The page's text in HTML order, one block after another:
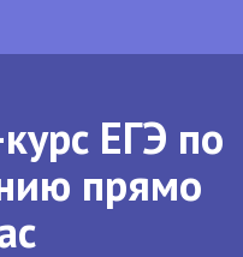
ЕГЭ по
прямо